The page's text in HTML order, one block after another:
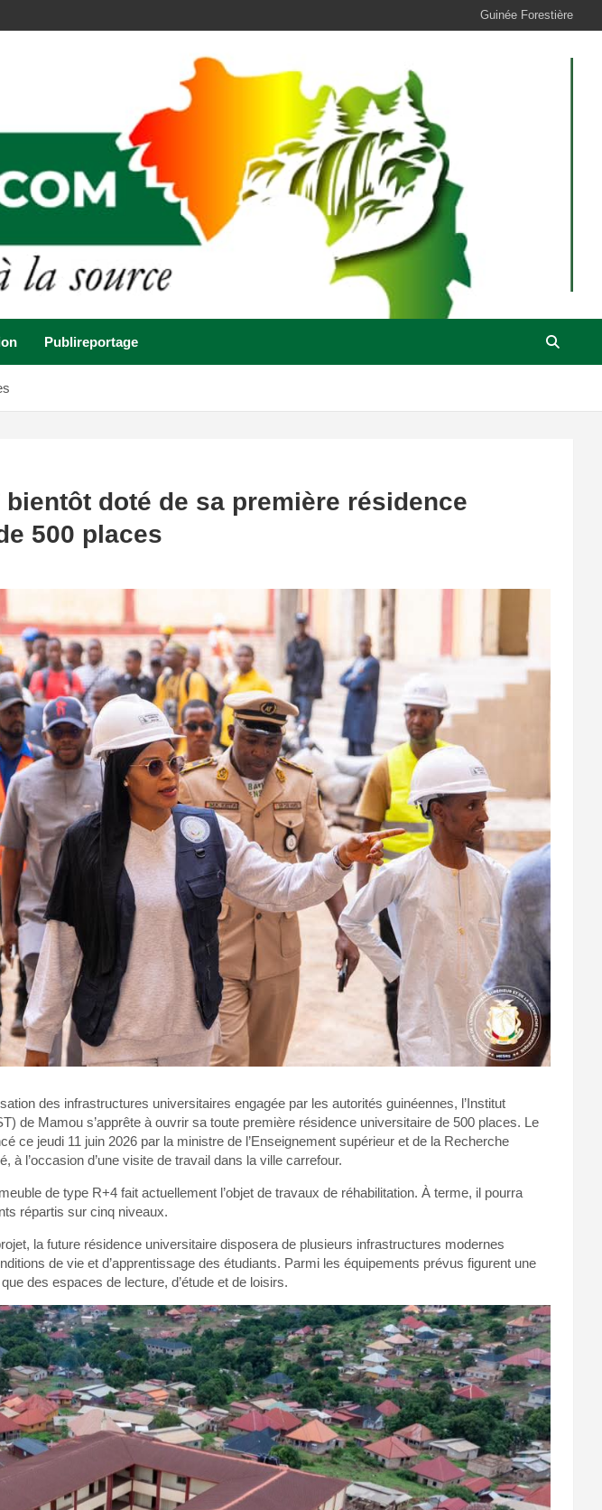
Guinée Forestière
Publireportage
bientôt doté de sa première résidence
500 places
des infrastructures universitaires engagée par les autorités guinéennes, l’Institut
de Mamou s’apprête à ouvrir sa toute première résidence universitaire de 500 places. Le
ce jeudi 11 juin 2026 par la ministre de l’Enseignement supérieur et de la Recherche
à l’occasion d’une visite de travail dans la ville carrefour.
de type R+4 fait actuellement l’objet de travaux de réhabilitation. À terme, il pourra
répartis sur cinq niveaux.
la future résidence universitaire disposera de plusieurs infrastructures modernes
de vie et d’apprentissage des étudiants. Parmi les équipements prévus figurent une
des espaces de lecture, d’étude et de loisirs.